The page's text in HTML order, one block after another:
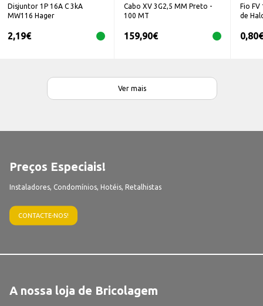
Disjuntor 1P 16A C 3kA
MW116 Hager
2,19€
Cabo XV 3G2,5 MM Preto -
100 MT
159,90€
Fio FV
de
0,80€
Ver mais
Preços Especiais!
Instaladores, Condomínios, Hotéis, Retalhistas
CONTACTE-NOS!
A nossa loja de Bricolagem